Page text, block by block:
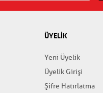
ÜYELİK
Yeni Üyelik
Üyelik Girişi
Şifre Hatırlatma